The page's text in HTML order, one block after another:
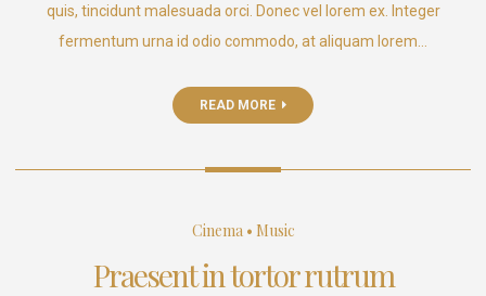
CONVALLIS
quis, tincidunt malesuada orci. Donec vel lorem ex. Integer
fermentum urna id odio commodo, at aliquam lorem…
READ MORE
Cinema • Music
Praesent in tortor rutrum